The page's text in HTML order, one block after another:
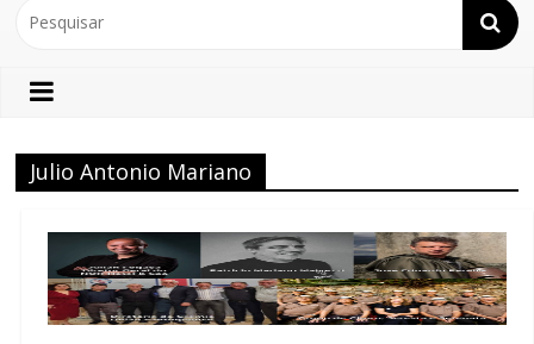
Julio Antonio Mariano